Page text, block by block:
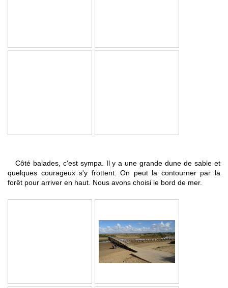
Côté balades, c'est sympa. Il y a une grande dune de sable et
quelques courageux s'y frottent. On peut la contourner par la
forêt pour arriver en haut. Nous avons choisi le bord de mer.